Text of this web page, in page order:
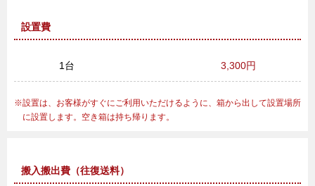
設置費
1台 3,300円
設置は、お客様がすぐにご利用いただけるように、箱から出して設置場所
に設置します。空き箱は持ち帰ります。
搬入搬出費（往復送料）